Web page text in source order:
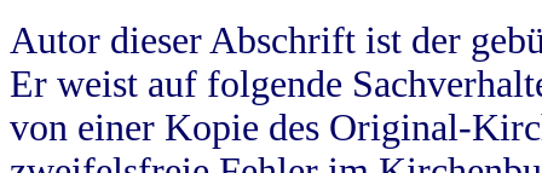
Autor dieser Abschrift ist der
Er weist auf folgende
von einer Kopie des Original-